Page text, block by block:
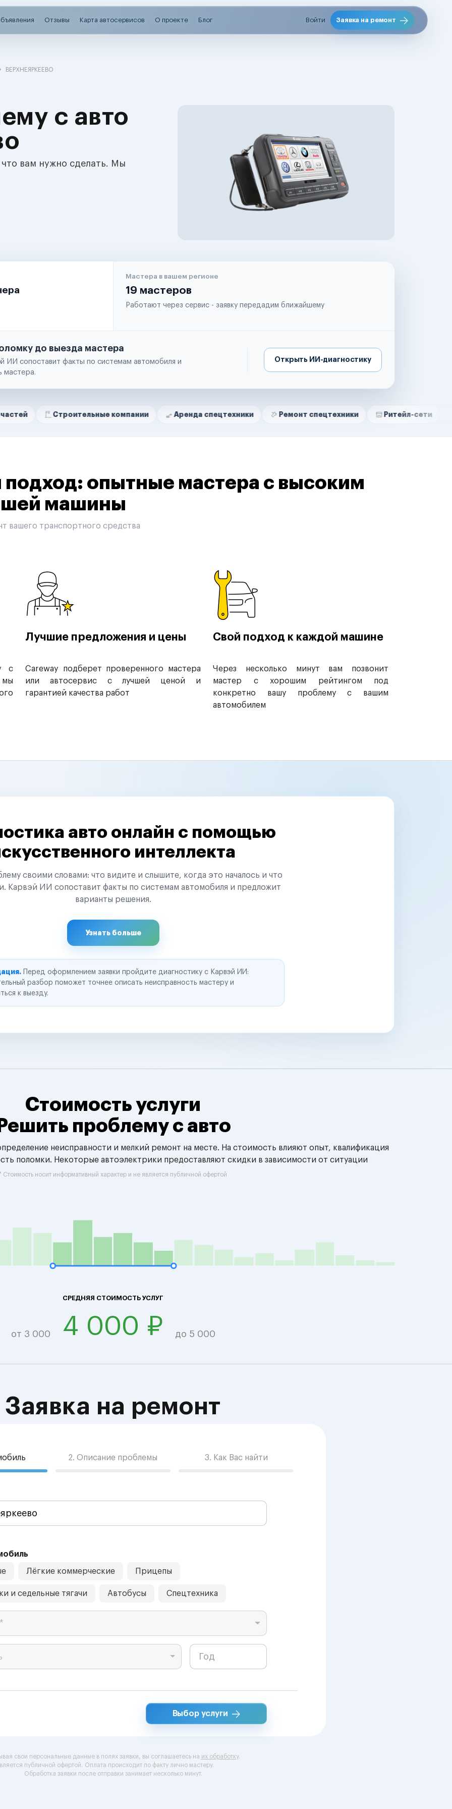
Отзывы Карта автосервисов О проекте Блог Войти Заявка на ремонт
ВЕРХНЕЯРКЕЕВО
с авто
вам нужно сделать. Мы
Мастера в вашем регионе
19 мастеров
Работают через сервис - заявку передадим ближайшему
до выезда мастера
ИИ сопоставит факты по системам автомобиля и
мастера.
Открыть ИИ-диагностику
Строительные компании Аренда спецтехники Ремонт спецтехники Ритейл-сети
опытные мастера с высоким
машины
вашего транспортного средства
с
мы
Лучшие предложения и цены
Careway подберет проверенного мастера
или автосервис с лучшей ценой и
гарантией качества работ
Свой подход к каждой машине
Через несколько минут вам позвонит
мастер с хорошим рейтингом под
конкретно вашу проблему с вашим
автомобилем
авто онлайн с помощью
интеллекта
своими словами: что видите и слышите, когда это началось и что
Карвэй ИИ сопоставит факты по системам автомобиля и предложит
варианты решения.
Узнать больше
Перед оформлением заявки пройдите диагностику с Карвэй ИИ:
разбор поможет точнее описать неисправность мастеру и
к выезду.
Стоимость услуги
Решить проблему с авто
неисправности и мелкий ремонт на месте. На стоимость влияют опыт, квалификация
поломки. Некоторые автоэлектрики предоставляют скидки в зависимости от ситуации
Стоимость носит информативный характер и не является публичной офертой
СРЕДНЯЯ СТОИМОСТЬ УСЛУГ
от 3 000 4 000 ₽ до 5 000
Заявка на ремонт
2. Описание проблемы 3. Как Вас найти
Лёгкие коммерческие Прицепы
и седельные тягачи Автобусы Спецтехника
Выбор услуги
свои персональные данные в полях заявки, вы соглашаетесь на их обработку.
публичной офертой. Оплата происходит по факту лично мастеру.
Обработка заявки после отправки занимает несколько минут.